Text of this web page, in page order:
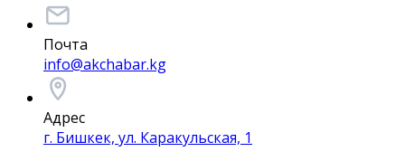
Почта
info@akchabar.kg
Адрес
г. Бишкек, ул. Каракульская, 1